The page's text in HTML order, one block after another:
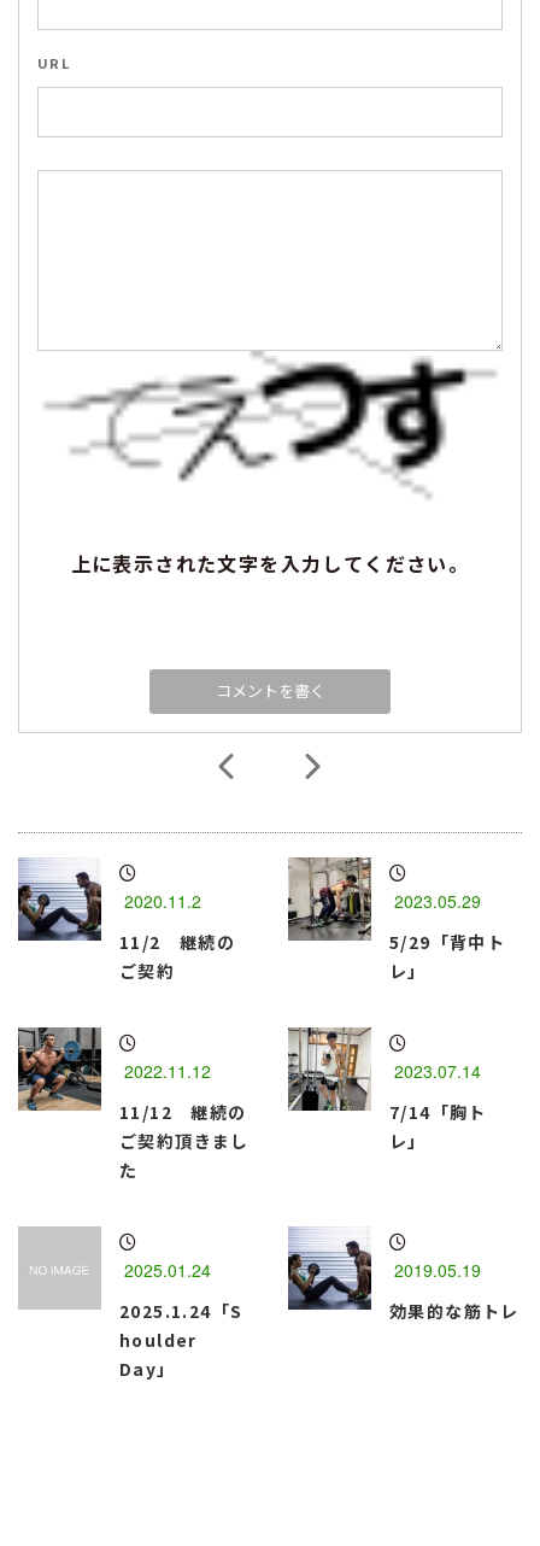
URL
上に表示された文字を入力してください。
2020.11.2
11/2 継続の
ご契約
2023.05.29
5/29「背中ト
レ」
2022.11.12
11/12 継続の
ご契約頂きまし
た
2023.07.14
7/14「胸ト
レ」
2025.01.24
2025.1.24「S
houlder
Day」
2019.05.19
効果的な筋トレ